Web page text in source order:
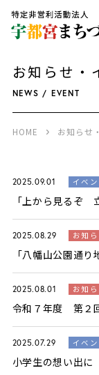
お知らせ・
NEWS / EVENT
HOME お知らせ
2025.09.01 イベン
「上から見るぞ
2025.08.29 お知
「八幡山公園通
2025.08.01 お知
令和７年度 第２
2025.07.29 イベン
小学生の想い出